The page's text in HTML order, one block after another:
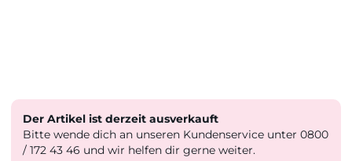
Der Artikel ist derzeit ausverkauft
Bitte wende dich an unseren Kundenservice unter 0800
/ 172 43 46 und wir helfen dir gerne weiter.